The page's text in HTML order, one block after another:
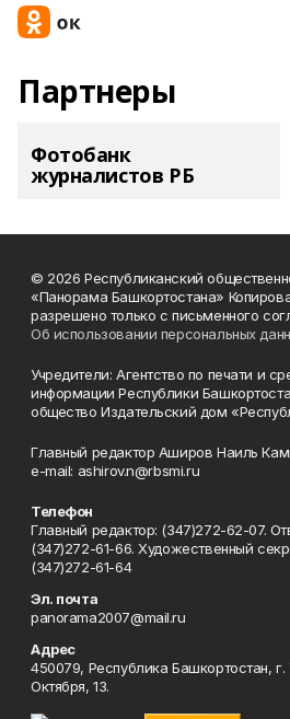
Партнеры
Фотобанк
журналистов РБ
© 2026 Республиканский
«Панорама Башкортостана»
разрешено только с письменного
Об использовании персональных
Учредители: Агентство по печати и
информации Республики
общество Издательский дом
Главный редактор Аширов Наиль
e-mail: ashirov.n@rbsmi.ru
Телефон
Главный редактор: (347)272-62-07.
(347)272-61-66. Художественный
(347)272-61-64
Эл. почта
panorama2007@mail.ru
Адрес
450079, Республика Башкортостан, г.
Октября, 13.